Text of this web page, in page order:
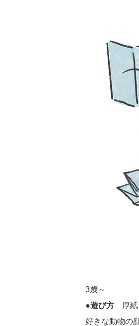
3歳～
●遊び方 厚紙
好きな動物の